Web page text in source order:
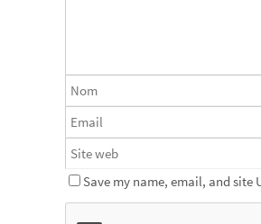
Save my name, email, and site